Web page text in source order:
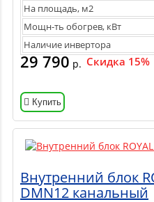
На площадь, м2
Мощн-ть обогрев, кВт
Наличие инвертора
29 790 р. Скидка 15%
Купить
Внутренний блок
DMN12 канальный